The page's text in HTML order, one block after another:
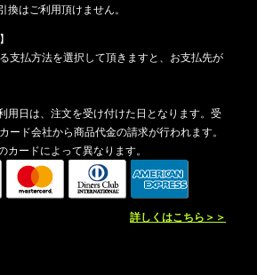
はご利用頂けません。
支払方法を選択して頂きますと、お支払先が
用日は、注文を受け付けた日となります。受
ード会社から商品代金の請求が行われます。
ードによって異なります。
詳しくはこちら＞＞